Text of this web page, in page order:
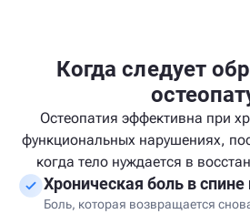
Когда следует
Остеопатия эффективна при
функциональных нарушениях,
когда тело нуждается в
Хроническая боль в
Боль, которая возвращается